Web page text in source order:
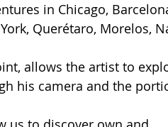
in Chicago,
Querétaro, Morelos,
allows the artist to
his camera and the